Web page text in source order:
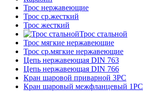
Трос нержавеющие
Трос ср.жесткий
Трос жесткий
Трос стальной
Трос мягкие нержавеющие
Трос ср.мягкие нержавеющие
Цепь нержавеющая DIN 763
Цепь нержавеющая DIN 766
Кран шаровой приварной 3PC
Кран шаровый межфланцевый 1PC